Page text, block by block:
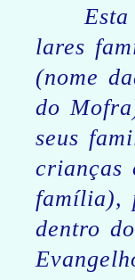
Esta
lares
(nome
do
seus
crianças
família),
dentro